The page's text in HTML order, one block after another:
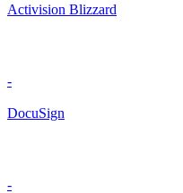
Activision Blizzard
-
DocuSign
-